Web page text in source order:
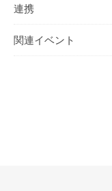
連携
関連イベント